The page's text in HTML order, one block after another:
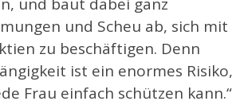
und Scheu ab, sich mit
zu beschäftigen. Denn
ist ein enormes Risiko,
Frau einfach schützen kann.“